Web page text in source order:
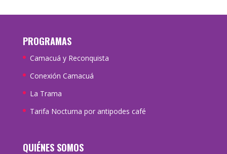
PROGRAMAS
Camacuá y Reconquista
Conexión Camacuá
La Trama
Tarifa Nocturna por antipodes café
QUIÉNES SOMOS